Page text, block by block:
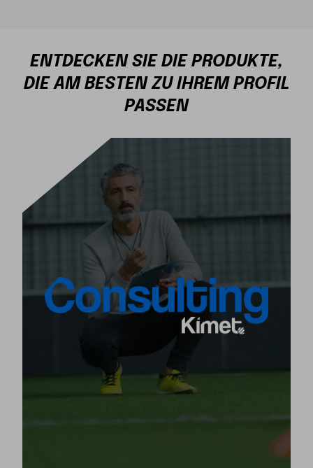
ENTDECKEN SIE DIE PRODUKTE,
DIE AM BESTEN ZU IHREM PROFIL
PASSEN
DAS VIERTE SCHLÜSSELELEMENT
Bei Kimet sorgen wir uns darum, dass die
Implementierung unserer Methodik die besten
Ergebnisse in den Organisationen erzielt, die ihr
vertrauen. Dafür bieten wir eine umfassende und
integrale
qualifizierte und personalisierte
Beratung
für jeden Nutzer der Kimet-Methodik.
In Elite-Vereinen oder -Organisationen
wir die eigene Methodik jeder Organisation
Erfolgssysteme basierend auf personalisierten
Produkt ansehen
[+]